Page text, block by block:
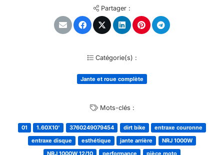
Partager :
Catégorie(s) :
Jante et roue complète
Mots-clés :
01 1.60X10' 3760249079454 dirt bike
entraxe couronne
entraxe disque
esthétique jante arrière
NRJ 1000W
NRJ 1000W 12/10
performance pièce moto